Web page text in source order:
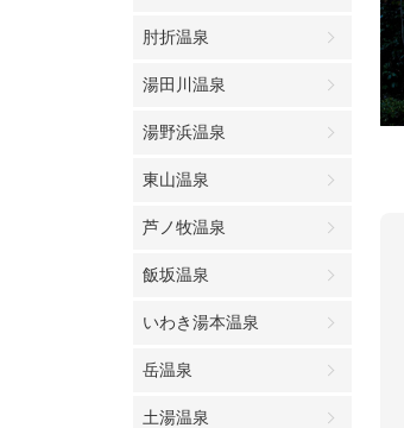
肘折温泉
湯田川温泉
湯野浜温泉
東山温泉
芦ノ牧温泉
飯坂温泉
いわき湯本温泉
岳温泉
土湯温泉